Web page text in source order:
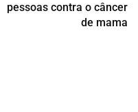
pessoas contra o câncer
de mama